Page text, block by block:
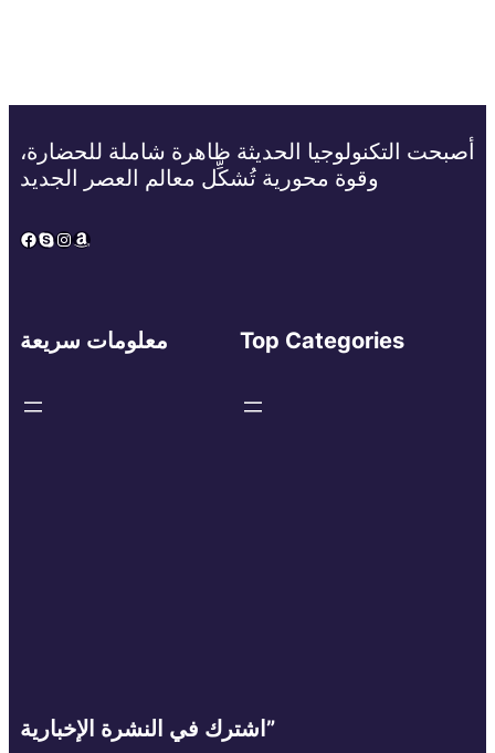
أصبحت التكنولوجيا الحديثة ظاهرة شاملة للحضارة،
وقوة محورية تُشكِّل معالم العصر الجديد
Facebook
Skype
Instagram
Amazon
معلومات سريعة Top Categories
اشترك في النشرة الإخبارية”